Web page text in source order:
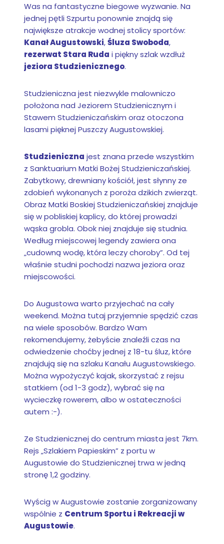
Was na fantastyczne biegowe wyzwanie. Na
jednej pętli Szpurtu ponownie znajdą się
największe atrakcje wodnej stolicy sportów:
Kanał Augustowski,Śluza Swoboda,
rezerwat Stara Ruda i piękny szlak wzdłuż
jeziora Studzienicznego.
Studzieniczna jest niezwykle malowniczo
położona nad Jeziorem Studzienicznym i
Stawem Studzieniczańskim oraz otoczona
lasami pięknej Puszczy Augustowskiej.
Studzieniczna jest znana przede wszystkim
z Sanktuarium Matki Bożej Studzieniczańskiej.
Zabytkowy, drewniany kościół, jest słynny ze
zdobień wykonanych z poroża dzikich zwierząt.
Obraz Matki Boskiej Studzieniczańskiej znajduje
się w pobliskiej kaplicy, do której prowadzi
wąska grobla. Obok niej znajduje się studnia.
Według miejscowej legendy zawiera ona
„cudowną wodę, która leczy choroby”. Od tej
właśnie studni pochodzi nazwa jeziora oraz
miejscowości.
Do Augustowa warto przyjechać na cały
weekend. Można tutaj przyjemnie spędzić czas
na wiele sposobów. Bardzo Wam
rekomendujemy, żebyście znaleźli czas na
odwiedzenie choćby jednej z 18-tu śluz, które
znajdują się na szlaku Kanału Augustowskiego.
Można wypożyczyć kajak, skorzystać z rejsu
statkiem (od 1-3 godz), wybrać się na
wycieczkę rowerem, albo w ostateczności
autem :-).
Ze Studzienicznej do centrum miasta jest 7km.
Rejs „Szlakiem Papieskim” z portu w
Augustowie do Studzienicznej trwa w jedną
stronę 1,2 godziny.
Wyścig w Augustowie zostanie zorganizowany
wspólnie z Centrum Sportu i Rekreacji w
Augustowie.